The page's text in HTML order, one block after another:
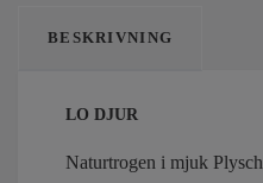
BESKRIVNING
LO DJUR
Naturtrogen i mjuk Plysch